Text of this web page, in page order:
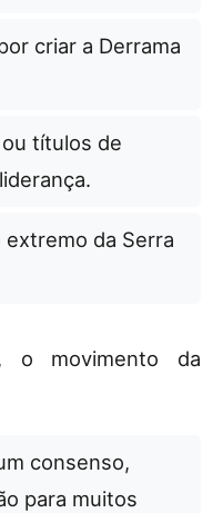
criar a Derrama
títulos de
da Serra
o movimento da
consenso,
para muitos